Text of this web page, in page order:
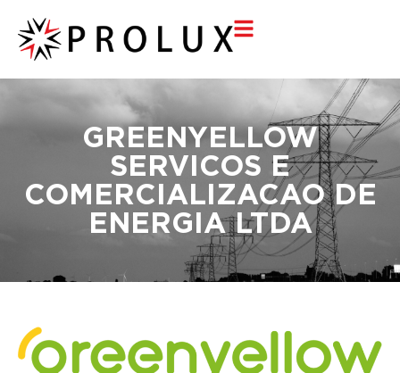
GREENYELLOW
SERVICOS E
COMERCIALIZACAO DE
ENERGIA LTDA